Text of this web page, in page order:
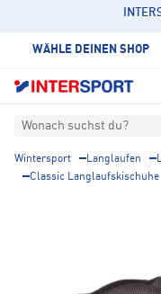
WÄHLE DEINEN SHOP
Wonach suchst du?
Wintersport Langlaufen
Classic Langlaufskischuhe